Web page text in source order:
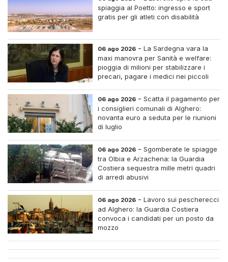
spiaggia al Poetto: ingresso e sport
gratis per gli atleti con disabilità
06 ago 2026 -La Sardegna vara la
maxi manovra per Sanità e welfare:
pioggia di milioni per stabilizzare i
precari, pagare i medici nei piccoli
06 ago 2026 -Scatta il pagamento per
i consiglieri comunali di Alghero:
novanta euro a seduta per le riunioni
di luglio
06 ago 2026 -Sgomberate le spiagge
tra Olbia e Arzachena: la Guardia
Costiera sequestra mille metri quadri
di arredi abusivi
06 ago 2026 -Lavoro sui pescherecci
ad Alghero: la Guardia Costiera
convoca i candidati per un posto da
mozzo